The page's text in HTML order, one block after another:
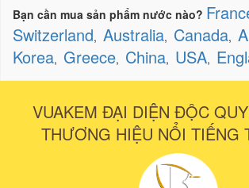
Bạn cần mua sản phẩm nước nào?
Switzerland, Australia, Canada,
Korea, Greece, China, USA,
VUAKEM ĐẠI DIỆN ĐỘC
THƯƠNG HIỆU NỔI TIẾNG